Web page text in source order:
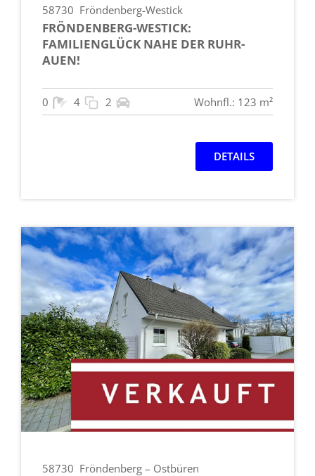
58730 Fröndenberg-Westick
FRÖNDENBERG-WESTICK:
FAMILIENGLÜCK NAHE DER RUHR-
AUEN!
0 4 2 Wohnfl.: 123 m²
DETAILS
58730 Fröndenberg – Ostbüren